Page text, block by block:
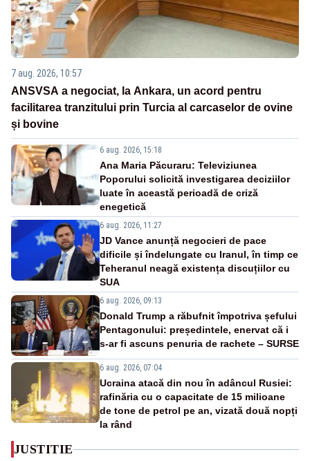
7 aug. 2026, 10:57
ANSVSA a negociat, la Ankara, un acord pentru
facilitarea tranzitului prin Turcia al carcaselor de ovine
și bovine
6 aug. 2026, 15:18
Ana Maria Păcuraru: Televiziunea
Poporului solicită investigarea deciziilor
luate în această perioadă de criză
enegetică
6 aug. 2026, 11:27
JD Vance anunță negocieri de pace
dificile și îndelungate cu Iranul, în timp ce
Teheranul neagă existența discuțiilor cu
SUA
6 aug. 2026, 09:13
Donald Trump a răbufnit împotriva șefului
Pentagonului: președintele, enervat că i
s-ar fi ascuns penuria de rachete – SURSE
6 aug. 2026, 07:04
Ucraina atacă din nou în adâncul Rusiei:
rafinăria cu o capacitate de 15 milioane
de tone de petrol pe an, vizată două nopți
la rând
JUSTITIE